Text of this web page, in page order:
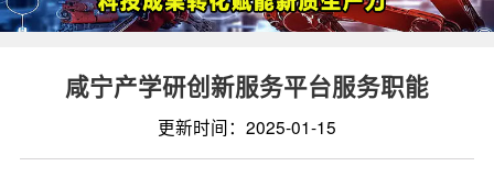
咸宁产学研创新服务平台服务职能
更新时间：2025-01-15